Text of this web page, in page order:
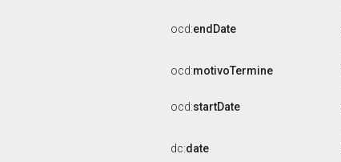
ocd:endDate
ocd:motivoTermine
ocd:startDate
dc:date